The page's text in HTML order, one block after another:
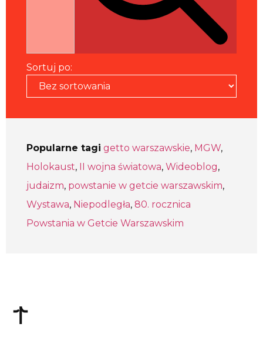
Sortuj po:
Popularne tagi getto warszawskie, MGW,
Holokaust, II wojna światowa, Wideoblog,
judaizm, powstanie w getcie warszawskim,
Wystawa, Niepodległa, 80. rocznica
Powstania w Getcie Warszawskim